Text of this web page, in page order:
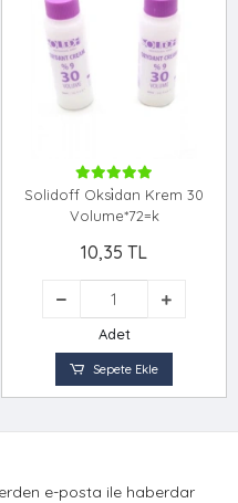
Solidoff Oksi̇dan Krem 30
Volume*72=k
10,35 TL
Adet
Sepete Ekle
e-posta ile haberdar